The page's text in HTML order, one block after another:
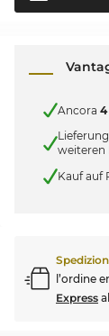
Ancora 4
weiteren
Kauf auf
l’ordine
Express